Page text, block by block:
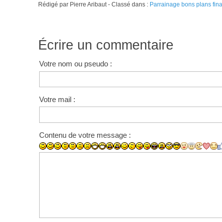
Rédigé par Pierre Aribaut - Classé dans : Parrainage bons plans
Écrire un commentaire
Votre nom ou pseudo :
Votre mail :
Contenu de votre message :